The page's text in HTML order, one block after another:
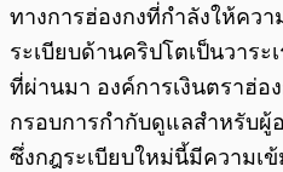
ทางการฮ่องกงที่กำลังให้คว
ระเบียบด้านคริปโตเป็นวาระ
ที่ผ่านมา องค์การเงินตราฮ่อ
กรอบการกำกับดูแลสำหรับผู้
ซึ่งกฎระเบียบใหม่นี้มีความเ